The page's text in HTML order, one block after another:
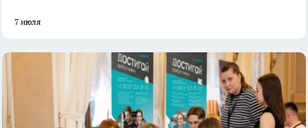
7 июля